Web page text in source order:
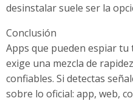
desinstalar suele ser la
Conclusión
Apps que pueden espiar
exige una mezcla de
confiables. Si detectas
sobre lo oficial: app, web,